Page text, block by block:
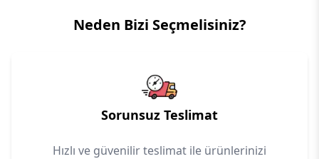
Neden Bizi Seçmelisiniz?
Sorunsuz Teslimat
Hızlı ve güvenilir teslimat ile ürünlerinizi